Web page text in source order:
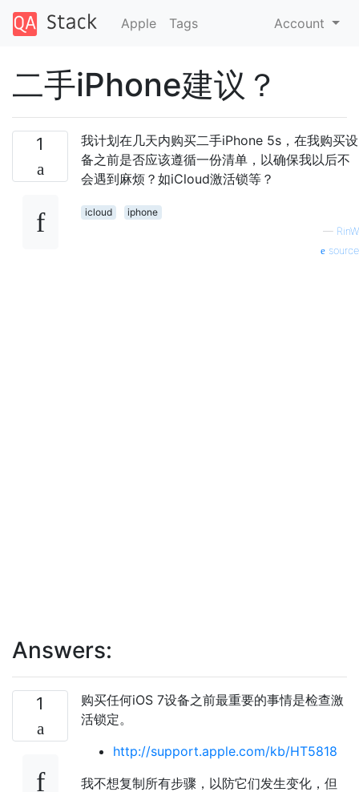
Apple Tags Account
二手iPhone建议？
1
我计划在几天内购买二手iPhone 5s，在我购买设
备之前是否应该遵循一份清单，以确保我以后不
会遇到麻烦？如iCloud激活锁等？
icloud
iphone
— RinW
source
Answers:
1
购买任何iOS 7设备之前最重要的事情是检查激
活锁定。
http://support.apple.com/kb/HT5818
我不想复制所有步骤，以防它们发生变化，但